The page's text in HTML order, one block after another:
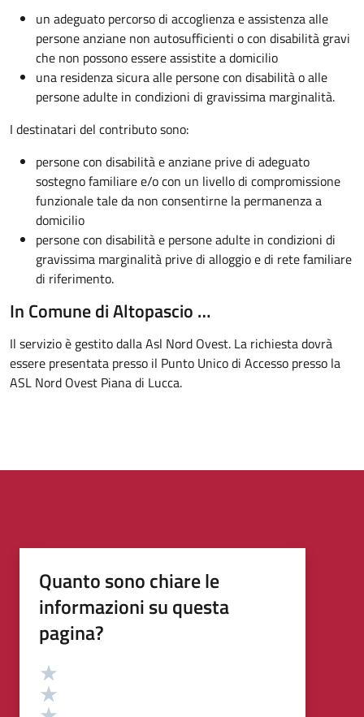
un adeguato percorso di accoglienza e assistenza alle
persone anziane non autosufficienti o con disabilità gravi
che non possono essere assistite a domicilio
una residenza sicura alle persone con disabilità o alle
persone adulte in condizioni di gravissima marginalità.
I destinatari del contributo sono:
persone con disabilità e anziane prive di adeguato
sostegno familiare e/o con un livello di compromissione
funzionale tale da non consentirne la permanenza a
domicilio
persone con disabilità e persone adulte in condizioni di
gravissima marginalità prive di alloggio e di rete familiare
di riferimento.
In Comune di Altopascio …
Il servizio è gestito dalla Asl Nord Ovest. La richiesta dovrà
essere presentata presso il Punto Unico di Accesso presso la
ASL Nord Ovest Piana di Lucca.
Quanto sono chiare le
informazioni su questa
pagina?
Valutazione